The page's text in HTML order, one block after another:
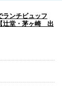
ランチビュッフ
辻堂・茅ヶ崎 出